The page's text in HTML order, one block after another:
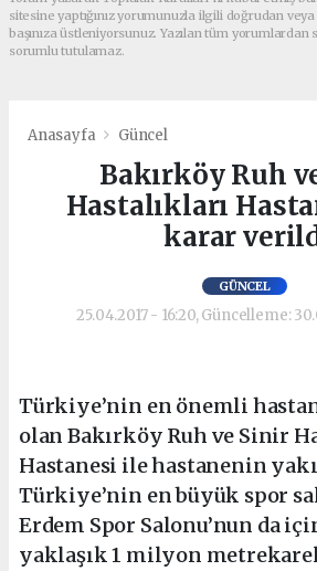
sitesine yaptığınız yorumunuzla ilgili doğrudan
başınıza üstleniyorsunuz. Yazılan tüm
sorumlu tutulamaz.
Anasayfa Güncel
Bakırköy Ruh
Hastalıkları
karar
GÜNCEL
25.04.2017 - 16:20, Güncelleme:
Türkiye’nin en önemli
olan Bakırköy Ruh ve Sinir
Hastanesi ile hastanenin
Türkiye’nin en büyük spor
Erdem Spor Salonu’nun da
yaklaşık 1 milyon